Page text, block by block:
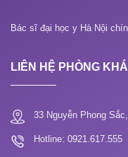
Bác sĩ đại học y Hà Nội
LIÊN HỆ PHÒNG
33 Nguyễn Phong
Hotline: 0921.617.555